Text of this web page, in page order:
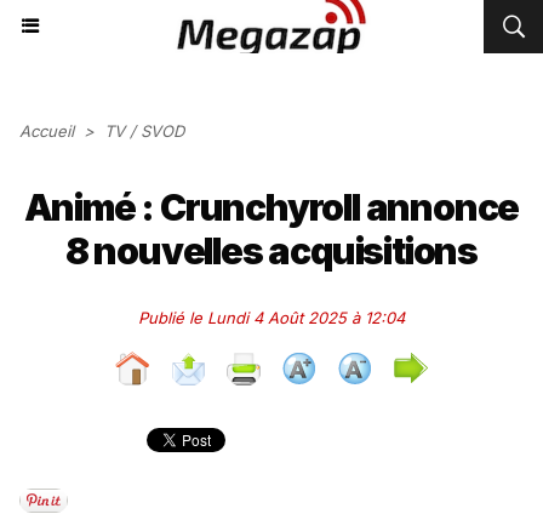
Accueil > TV / SVOD
Animé : Crunchyroll annonce
8 nouvelles acquisitions
Publié le Lundi 4 Août 2025 à 12:04